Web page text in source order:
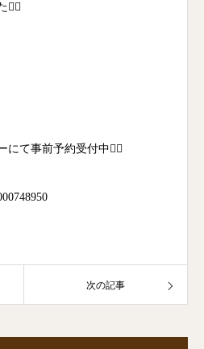
🙇‍♀️
にて事前予約受付中💁‍♀️
次の記事